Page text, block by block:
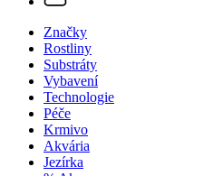
Značky
Rostliny
Substráty
Vybavení
Technologie
Péče
Krmivo
Akvária
Jezírka